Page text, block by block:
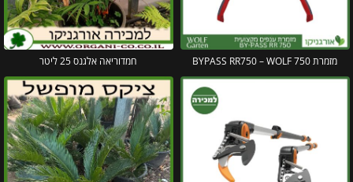
מזמרת 750 BYPASS RR750 – WOLF חמדוריאה אלגנס 25 ליטר